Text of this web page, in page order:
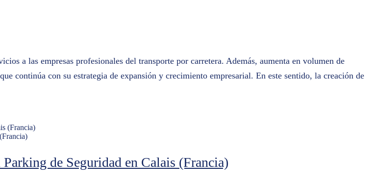
a las empresas profesionales del transporte por carretera. Además, aumenta en volumen de
continúa con su estrategia de expansión y crecimiento empresarial. En este sentido, la creación de
de Seguridad en Calais (Francia)